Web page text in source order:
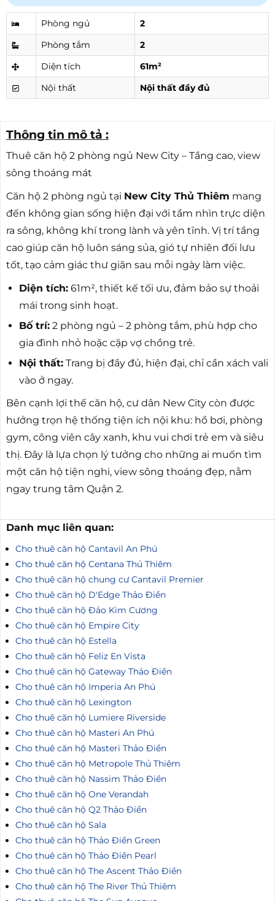
Phòng ngủ
2
Phòng tắm
2
Diện tích
61m²
Nội thất
Nội thất đầy đủ
Thông tin mô tả :
Thuê căn hộ 2 phòng ngủ New City – Tầng cao, view
sông thoáng mát
Căn hộ 2 phòng ngủ tại New City Thủ Thiêm mang
đến không gian sống hiện đại với tầm nhìn trực diện
ra sông, không khí trong lành và yên tĩnh. Vị trí tầng
cao giúp căn hộ luôn sáng sủa, gió tự nhiên đối lưu
tốt, tạo cảm giác thư giãn sau mỗi ngày làm việc.
Diện tích:61m², thiết kế tối ưu, đảm bảo sự thoải
mái trong sinh hoạt.
Bố trí:2 phòng ngủ – 2 phòng tắm, phù hợp cho
gia đình nhỏ hoặc cặp vợ chồng trẻ.
Nội thất:Trang bị đầy đủ, hiện đại, chỉ cần xách vali
vào ở ngay.
Bên cạnh lợi thế căn hộ, cư dân New City còn được
hưởng trọn hệ thống tiện ích nội khu: hồ bơi, phòng
gym, công viên cây xanh, khu vui chơi trẻ em và siêu
thị. Đây là lựa chọn lý tưởng cho những ai muốn tìm
một căn hộ tiện nghi, view sông thoáng đẹp, nằm
ngay trung tâm Quận 2.
Danh mục liên quan:
Cho thuê căn hộ Cantavil An Phú
Cho thuê căn hộ Centana Thủ Thiêm
Cho thuê căn hộ chung cư Cantavil Premier
Cho thuê căn hộ D'Edge Thảo Điền
Cho thuê căn hộ Đảo Kim Cương
Cho thuê căn hộ Empire City
Cho thuê căn hộ Estella
Cho thuê căn hộ Feliz En Vista
Cho thuê căn hộ Gateway Thảo Điền
Cho thuê căn hộ Imperia An Phú
Cho thuê căn hộ Lexington
Cho thuê căn hộ Lumiere Riverside
Cho thuê căn hộ Masteri An Phú
Cho thuê căn hộ Masteri Thảo Điền
Cho thuê căn hộ Metropole Thủ Thiêm
Cho thuê căn hộ Nassim Thảo Điền
Cho thuê căn hộ One Verandah
Cho thuê căn hộ Q2 Thảo Điền
Cho thuê căn hộ Sala
Cho thuê căn hộ Thảo Điền Green
Cho thuê căn hộ Thảo Điền Pearl
Cho thuê căn hộ The Ascent Thảo Điền
Cho thuê căn hộ The River Thủ Thiêm